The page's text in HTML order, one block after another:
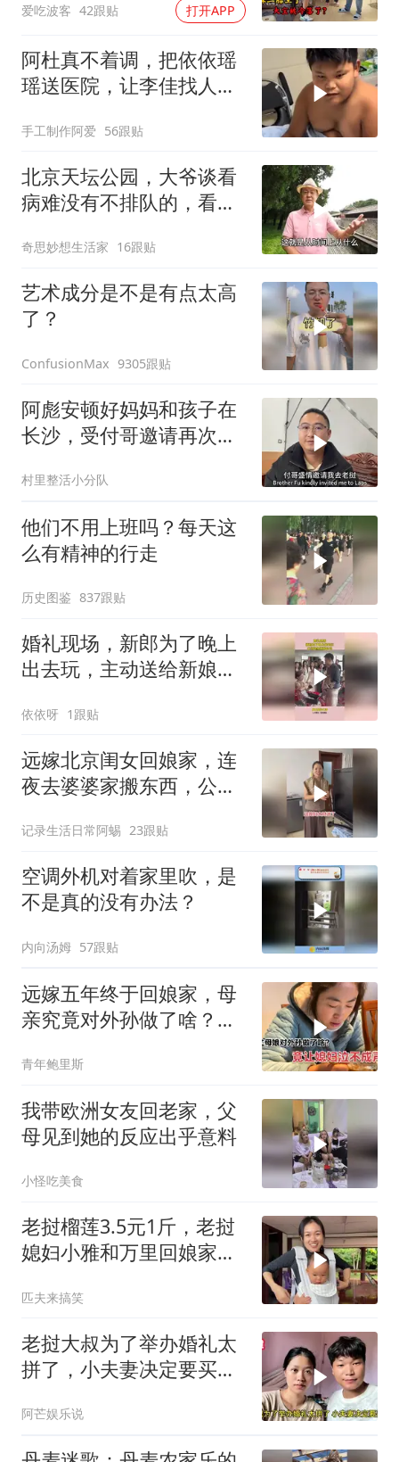
爱吃波客 42跟贴 打开APP
阿杜真不着调，把依依瑶
瑶送医院，让李佳找人看
手工制作阿爱 56跟贴
北京天坛公园，大爷谈看
病难没有不排队的，看个
奇思妙想生活家 16跟贴
艺术成分是不是有点太高
了？
ConfusionMax 9305跟贴
阿彪安顿好妈妈和孩子在
长沙，受付哥邀请再次出
村里整活小分队
他们不用上班吗？每天这
么有精神的行走
历史图鉴 837跟贴
婚礼现场，新郎为了晚上
出去玩，主动送给新娘包
依依呀 1跟贴
远嫁北京闺女回娘家，连
夜去婆婆家搬东西，公公
记录生活日常阿蜴 23跟贴
空调外机对着家里吹，是
不是真的没有办法？
内向汤姆 57跟贴
远嫁五年终于回娘家，母
亲究竟对外孙做了啥？让
青年鲍里斯
我带欧洲女友回老家，父
母见到她的反应出乎意料
小怪吃美食
老挝榴莲3.5元1斤，老挝
媳妇小雅和万里回娘家实
匹夫来搞笑
老挝大叔为了举办婚礼太
拼了，小夫妻决定要买
阿芒娱乐说